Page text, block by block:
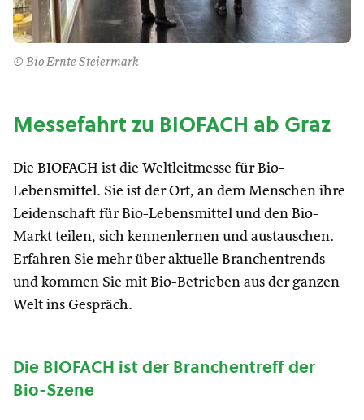
© Bio Ernte Steiermark
Messefahrt zu BIOFACH ab Graz
Die BIOFACH ist die Weltleitmesse für Bio-
Lebensmittel. Sie ist der Ort, an dem Menschen ihre
Leidenschaft für Bio-Lebensmittel und den Bio-
Markt teilen, sich kennenlernen und austauschen.
Erfahren Sie mehr über aktuelle Branchentrends
und kommen Sie mit Bio-Betrieben aus der ganzen
Welt ins Gespräch.
Die BIOFACH ist der Branchentreff der
Bio-Szene